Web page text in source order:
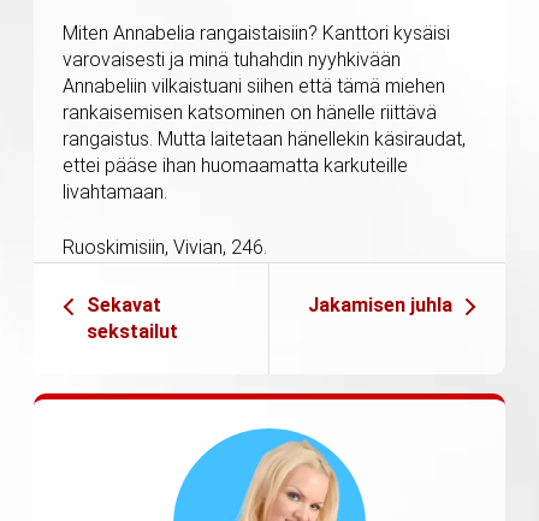
Miten Annabelia rangaistaisiin? Kanttori kysäisi
varovaisesti ja minä tuhahdin nyyhkivään
Annabeliin vilkaistuani siihen että tämä miehen
rankaisemisen katsominen on hänelle riittävä
rangaistus. Mutta laitetaan hänellekin käsiraudat,
ettei pääse ihan huomaamatta karkuteille
livahtamaan.
Ruoskimisiin, Vivian, 246.
Sekavat
sekstailut
Jakamisen juhla